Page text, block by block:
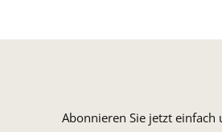
Abonnieren Sie jetzt